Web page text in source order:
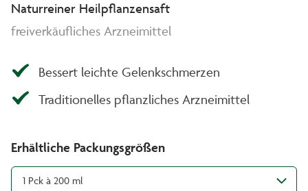
Naturreiner Heilpflanzensaft
freiverkäufliches Arzneimittel
Bessert leichte Gelenkschmerzen
Traditionelles pflanzliches Arzneimittel
Erhältliche Packungsgrößen
1 Pck à 200 ml